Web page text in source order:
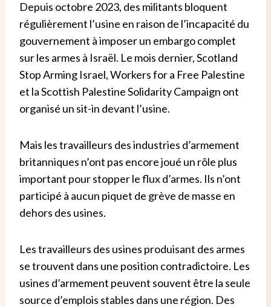
Depuis octobre 2023, des militants bloquent
régulièrement l’usine en raison de l’incapacité du
gouvernement à imposer un embargo complet
sur les armes à Israël. Le mois dernier, Scotland
Stop Arming Israel, Workers for a Free Palestine
et la Scottish Palestine Solidarity Campaign ont
organisé un sit-in devant l’usine.
Mais les travailleurs des industries d’armement
britanniques n’ont pas encore joué un rôle plus
important pour stopper le flux d’armes. Ils n’ont
participé à aucun piquet de grève de masse en
dehors des usines.
Les travailleurs des usines produisant des armes
se trouvent dans une position contradictoire. Les
usines d’armement peuvent souvent être la seule
source d’emplois stables dans une région. Des